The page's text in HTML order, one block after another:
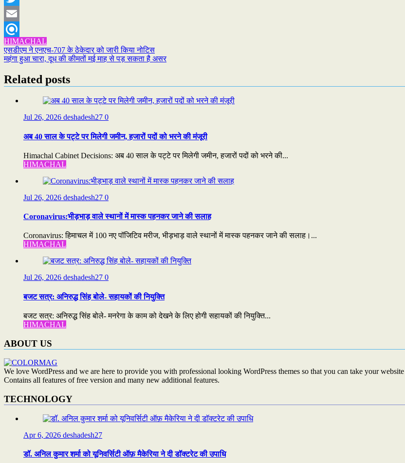
Twitter
Email
Refind
HIMACHAL
Post
navigation
एसडीएम ने एनएच-707 के ठेकेदार को जारी किया नोटिस
महंगा हुआ चारा, दूध की कीमतों मई माह से पड़ सकता है असर
Related posts
Jul 26, 2026 deshadesh27 0
अब 40 साल के पट्टे पर मिलेगी जमीन, हजारों पदों को भरने की मंजूरी
Himachal Cabinet Decisions: अब 40 साल के पट्टे पर मिलेगी जमीन, हजारों पदों को भरने की...
HIMACHAL
Jul 26, 2026 deshadesh27 0
Coronavirus:भीड़भाड़ वाले स्थानों में मास्क पहनकर जाने की सलाह
Coronavirus: हिमाचल में 100 नए पॉजिटिव मरीज, भीड़भाड़ वाले स्थानों में मास्क पहनकर जाने की सलाह।...
HIMACHAL
Jul 26, 2026 deshadesh27 0
बजट सत्र: अनिरुद्ध सिंह बोले- सहायकों की नियुक्ति
बजट सत्र: अनिरुद्ध सिंह बोले- मनरेगा के काम को देखने के लिए होगी सहायकों की नियुक्ति...
HIMACHAL
ABOUT US
We love WordPress and we are here to provide you with professional looking WordPress themes so that you can take your
Contains all features of free version and many new additional features.
TECHNOLOGY
Apr 6, 2026 deshadesh27
डॉ. अनिल कुमार शर्मा को यूनिवर्सिटी ऑफ़ मैकेरिया ने दी डॉक्टरेट की उपाधि